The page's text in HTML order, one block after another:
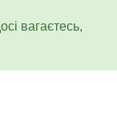
вагаєтесь,